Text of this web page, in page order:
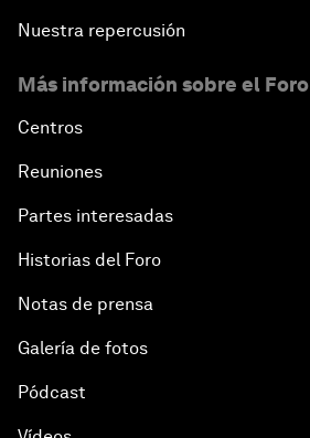
Nuestra repercusión
Más información sobre el Foro
Centros
Reuniones
Partes interesadas
Historias del Foro
Notas de prensa
Galería de fotos
Pódcast